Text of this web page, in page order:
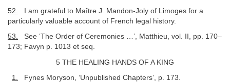
52.
I am grateful to Maître J. Mandon-Joly of Limoges for a
particularly valuable account of French legal history.
53. See ‘The Order of Ceremonies …’, Matthieu, vol. II, pp. 170–
173; Favyn p. 1013 et seq.
5 THE HEALING HANDS OF A KING
1. Fynes Moryson, ‘Unpublished Chapters’, p. 173.